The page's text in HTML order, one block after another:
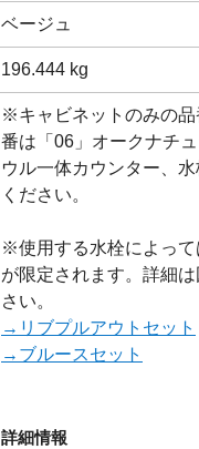
ベージュ
196.444 kg
※キャビネットのみの
番は「06」オークナチ
ウル一体カウンター、
ください。
※使用する水栓によって
が限定されます。詳細
さい。
→リブプルアウトセット
→ブルースセット
詳細情報